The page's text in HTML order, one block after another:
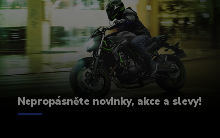
Nepropásněte novinky, akce a slevy!